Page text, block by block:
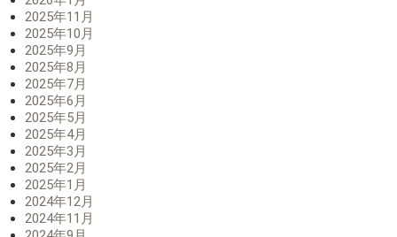
2025年11月
2025年10月
2025年9月
2025年8月
2025年7月
2025年6月
2025年5月
2025年4月
2025年3月
2025年2月
2025年1月
2024年12月
2024年11月